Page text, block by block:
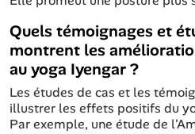
Quels témoignages et
montrent les
au yoga Iyengar ?
Les études de cas et les
illustrer les effets positifs du
Par exemple, une étude de